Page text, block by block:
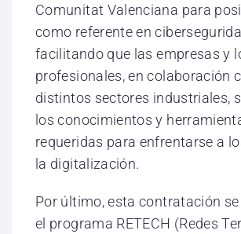
Comunitat Valenciana para
como referente en
facilitando que las empresas y
profesionales, en colaboración
distintos sectores industriales,
los conocimientos y
requeridas para enfrentarse a
la digitalización.
Por último, esta contratación
el programa RETECH (Redes